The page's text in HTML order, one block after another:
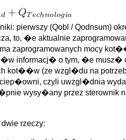
(Qobl / Qodnsum)
to, �e aktualnie
zaprogramowanych mocy
informacj� o tym, �e musz�
kot��w (ze wzgl�du na
czyli uwzgl�dnia
wysy�any przez
rzeczy: